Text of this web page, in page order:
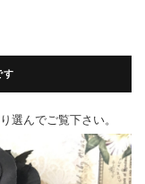
す
選んでご覧下さい。